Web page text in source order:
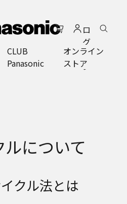
ロ
グ
イ
ン
CLUB
Panasonic
オンライン
ストア
ルについて
クル法とは